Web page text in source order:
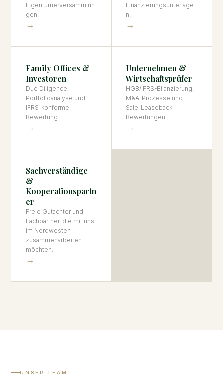
Eigentümerversammlun
gen.
→
Finanzierungsunterlage
n.
→
Family Offices &
Investoren
Due Diligence,
Portfolioanalyse und
IFRS-konforme
Bewertung.
→
Unternehmen &
Wirtschaftsprüfer
HGB/IFRS-Bilanzierung,
M&A-Prozesse und
Sale-Leaseback-
Bewertungen.
→
Sachverständige
&
Kooperationspartn
er
Freie Gutachter und
Fachpartner, die mit uns
im Nordwesten
zusammenarbeiten
möchten.
→
UNSER TEAM